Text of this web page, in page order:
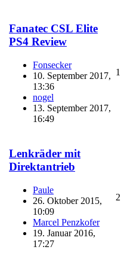
Fanatec CSL Elite
PS4 Review
Fonsecker
10. September 2017,
13:36
nogel
13. September 2017,
16:49
1
Lenkräder mit
Direktantrieb
Paule
26. Oktober 2015,
10:09
Marcel Penzkofer
19. Januar 2016,
17:27
2